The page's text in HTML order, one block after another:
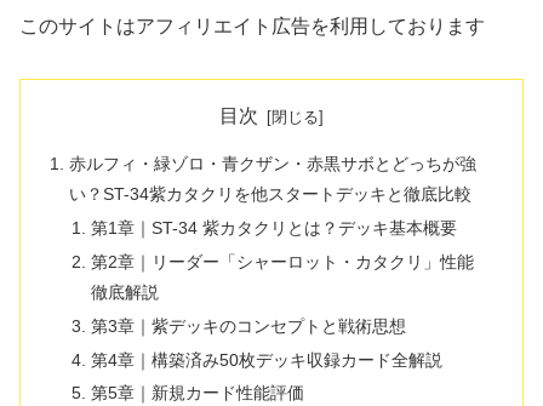
このサイトはアフィリエイト広告を利用しております
目次
赤ルフィ・緑ゾロ・青クザン・赤黒サボとどっちが強
い？ST-34紫カタクリを他スタートデッキと徹底比較
第1章｜ST-34 紫カタクリとは？デッキ基本概要
第2章｜リーダー「シャーロット・カタクリ」性能
徹底解説
第3章｜紫デッキのコンセプトと戦術思想
第4章｜構築済み50枚デッキ収録カード全解説
第5章｜新規カード性能評価